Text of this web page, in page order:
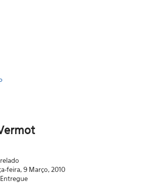
feira, 9 Março, 2010
Entregue